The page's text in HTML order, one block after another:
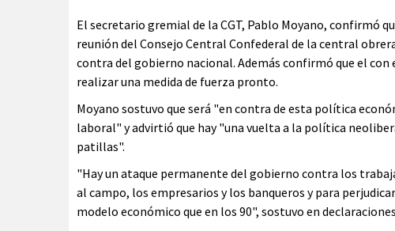
El secretario gremial de la CGT, Pablo Moyano, confirmó
reunión del Consejo Central Confederal de la central
contra del gobierno nacional. Además confirmó que el con
realizar una medida de fuerza pronto.
Moyano sostuvo que será "en contra de esta política
laboral" y advirtió que hay "una vuelta a la política
patillas".
"Hay un ataque permanente del gobierno contra los
al campo, los empresarios y los banqueros y para
modelo económico que en los 90", sostuvo en